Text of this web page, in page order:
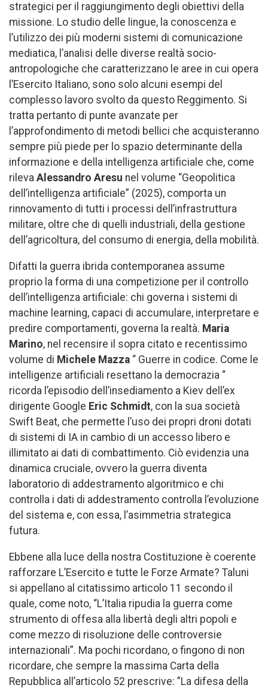
strategici per il raggiungimento degli obiettivi della
missione. Lo studio delle lingue, la conoscenza e
l’utilizzo dei più moderni sistemi di comunicazione
mediatica, l’analisi delle diverse realtà socio-
antropologiche che caratterizzano le aree in cui opera
l’Esercito Italiano, sono solo alcuni esempi del
complesso lavoro svolto da questo Reggimento. Si
tratta pertanto di punte avanzate per
l’approfondimento di metodi bellici che acquisteranno
sempre più piede per lo spazio determinante della
informazione e della intelligenza artificiale che, come
rileva Alessandro Aresu nel volume “Geopolitica
dell’intelligenza artificiale” (2025), comporta un
rinnovamento di tutti i processi dell’infrastruttura
militare, oltre che di quelli industriali, della gestione
dell’agricoltura, del consumo di energia, della mobilità.
Difatti la guerra ibrida contemporanea assume
proprio la forma di una competizione per il controllo
dell’intelligenza artificiale: chi governa i sistemi di
machine learning, capaci di accumulare, interpretare e
predire comportamenti, governa la realtà. Maria
Marino, nel recensire il sopra citato e recentissimo
volume di Michele Mazza “ Guerre in codice. Come le
intelligenze artificiali resettano la democrazia “
ricorda l’episodio dell’insediamento a Kiev dell’ex
dirigente Google Eric Schmidt, con la sua società
Swift Beat, che permette l’uso dei propri droni dotati
di sistemi di IA in cambio di un accesso libero e
illimitato ai dati di combattimento. Ciò evidenzia una
dinamica cruciale, ovvero la guerra diventa
laboratorio di addestramento algoritmico e chi
controlla i dati di addestramento controlla l’evoluzione
del sistema e, con essa, l’asimmetria strategica
futura.
Ebbene alla luce della nostra Costituzione è coerente
rafforzare L’Esercito e tutte le Forze Armate? Taluni
si appellano al citatissimo articolo 11 secondo il
quale, come noto, “L’Italia ripudia la guerra come
strumento di offesa alla libertà degli altri popoli e
come mezzo di risoluzione delle controversie
internazionali”. Ma pochi ricordano, o fingono di non
ricordare, che sempre la massima Carta della
Repubblica all’articolo 52 prescrive: ”La difesa della